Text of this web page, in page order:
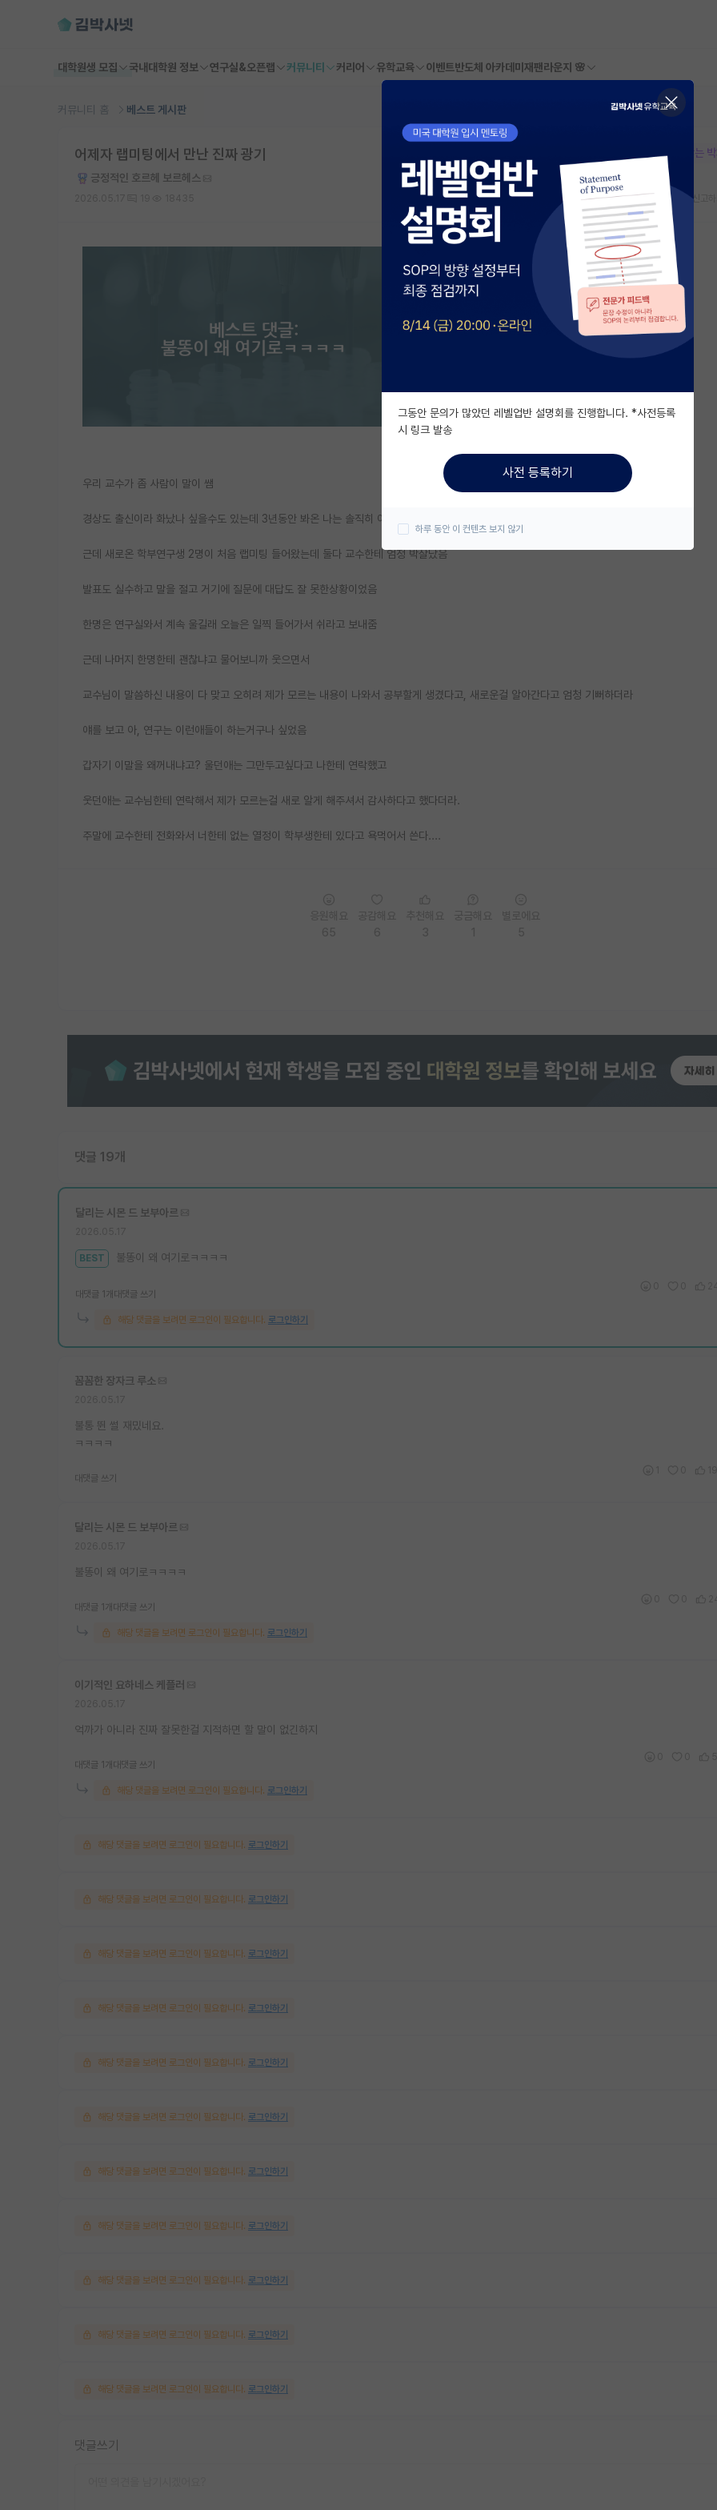
대학원생 모집 국내대학원 정보 연구실&오픈랩 커뮤니티 커리어 유학교육 이벤트반도체 아카데미 재팬라운지 🌸
커뮤니티 홈 베스트 게시판
본문이 수정되지 않는
어제자 랩미팅에서 만난 진짜 광기
긍정적인 호르헤 보르헤스
스크랩 신고하
우리 교수가 좀 사람이 말이 쌤
경상도 출신이라 화났나 싶을수도 있는데 3년동안 봐온 나는 솔직히 이젠 그러려니함
근데 새로온 학부연구생 2명이 처음 랩미팅 들어왔는데 둘다 교수한테 엄청 박살났음
발표도 실수하고 말을 절고 거기에 질문에 대답도 잘 못한상황이었음
한명은 연구실와서 계속 울길래 오늘은 일찍 들어가서 쉬라고 보내줌
근데 나머지 한명한테 괜찮냐고 물어보니까 웃으면서
교수님이 말씀하신 내용이 다 맞고 오히려 제가 모르는 내용이 나와서 공부할게 생겼다고, 새로운걸 알아간다고 엄청 기뻐하더라
얘를 보고 아, 연구는 이런애들이 하는거구나 싶었음
갑자기 이말을 왜꺼내냐고? 울던애는 그만두고싶다고 나한테 연락했고
웃던애는 교수님한테 연락해서 제가 모르는걸 새로 알게 해주셔서 감사하다고 했다더라.
주말에 교수한테 전화와서 너한테 없는 열정이 학부생한테 있다고 욕먹어서 쓴다....
댓글 19개
달리는 시몬 드 보부아르
BEST 불똥이 왜 여기로ㅋㅋㅋㅋ
대댓글 1개 대댓글 쓰기
해당 댓글을 보려면 로그인이 필요합니다. 로그인하기
꼼꼼한 장자크 루소
불통 뛴 썰 재밌네요.
ㅋㅋㅋㅋ
대댓글 쓰기
달리는 시몬 드 보부아르
불똥이 왜 여기로ㅋㅋㅋㅋ
대댓글 1개 대댓글 쓰기
해당 댓글을 보려면 로그인이 필요합니다. 로그인하기
이기적인 요하네스 케플러
억까가 아니라 진짜 잘못한걸 지적하면 할 말이 없긴하지
대댓글 1개 대댓글 쓰기
해당 댓글을 보려면 로그인이 필요합니다. 로그인하기
해당 댓글을 보려면 로그인이 필요합니다. 로그인하기
해당 댓글을 보려면 로그인이 필요합니다. 로그인하기
해당 댓글을 보려면 로그인이 필요합니다. 로그인하기
해당 댓글을 보려면 로그인이 필요합니다. 로그인하기
해당 댓글을 보려면 로그인이 필요합니다. 로그인하기
해당 댓글을 보려면 로그인이 필요합니다. 로그인하기
해당 댓글을 보려면 로그인이 필요합니다. 로그인하기
해당 댓글을 보려면 로그인이 필요합니다. 로그인하기
해당 댓글을 보려면 로그인이 필요합니다. 로그인하기
해당 댓글을 보려면 로그인이 필요합니다. 로그인하기
해당 댓글을 보려면 로그인이 필요합니다. 로그인하기
댓글쓰기
그동안 문의가 많았던 레벨업반 설명회를 진행합니다. *사전등록
시 링크 발송
사전 등록하기
하루 동안 이 컨텐츠 보지 않기